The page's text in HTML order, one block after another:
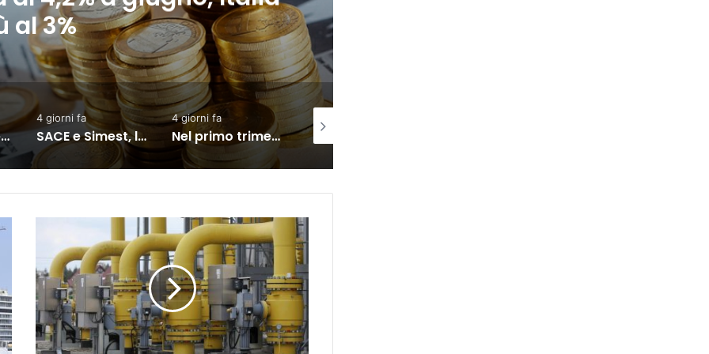
in crescita
SACE e Simest, la collaborazione per l’export dà risultati positivi
4 giorni fa
Nel primo trimestre assunzioni nelle Marche solo per il lavoro intermittente
21 ore fa
Istat, produzione industriale in calo dell’1% a giugno